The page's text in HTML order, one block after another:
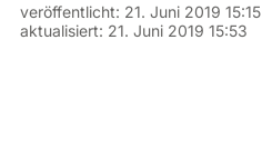
veröffentlicht: 21. Juni 2019 15:15
aktualisiert: 21. Juni 2019 15:53